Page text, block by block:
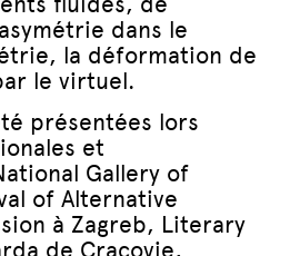
dans le
la déformation de
le virtuel.
présentées lors
et
Gallery of
of Alternative
à Zagreb, Literary
de Cracovie,